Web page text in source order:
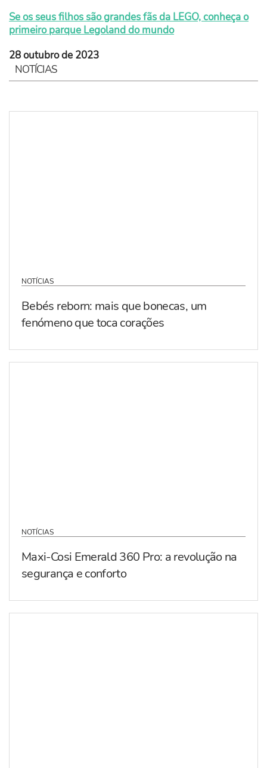
Se os seus filhos são grandes fãs da LEGO, conheça o
primeiro parque Legoland do mundo
28 outubro de 2023
NOTÍCIAS
NOTÍCIAS
Bebés reborn: mais que bonecas, um
fenómeno que toca corações
NOTÍCIAS
Maxi-Cosi Emerald 360 Pro: a revolução na
segurança e conforto